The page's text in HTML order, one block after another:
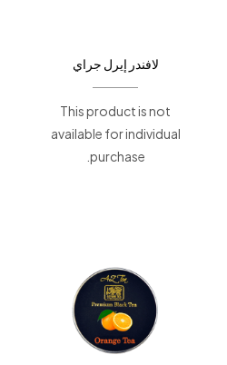
لافندر إيرل جراي
This product is not
available for individual
purchase.